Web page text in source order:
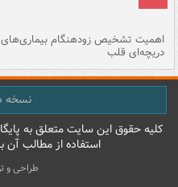
اهمیت تشخیص زودهنگام بیماری‌های
دریچه‌ای قلب
نسخه
کليه حقوق اين سايت متعلق به
استفاده از مطالب آن
طراحی و